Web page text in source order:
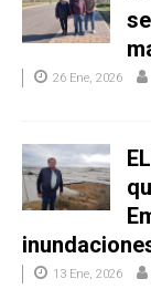
26 Ene, 2026
13 Ene, 2026